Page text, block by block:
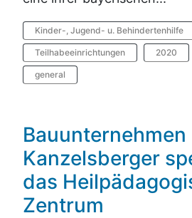
Kinder-, Jugend- u. Behindertenhilfe
Teilhabeeinrichtungen 2020
general
Bauunternehmen
Kanzelsberger
das
Zentrum